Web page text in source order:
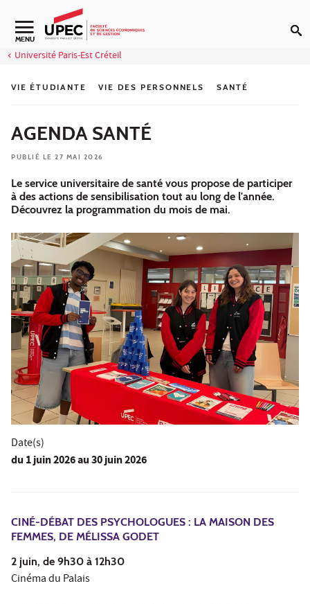
Aller au contenu
Navigation secondaire
MENU
Université Paris-Est Créteil
VIE ÉTUDIANTE VIE DES PERSONNELS SANTÉ
AGENDA SANTÉ
PUBLIÉ LE 27 MAI 2026
Le service universitaire de santé vous propose de participer
à des actions de sensibilisation tout au long de l'année.
Découvrez la programmation du mois de mai.
Date(s)
du 1 juin 2026au 30 juin 2026
CINÉ-DÉBAT DES PSYCHOLOGUES : LA MAISON DES
FEMMES, DE MÉLISSA GODET
2 juin, de 9h30 à 12h30
Cinéma du Palais